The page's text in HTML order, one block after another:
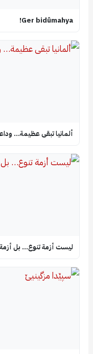
Ger bidûmahya!
ألمانيا تبقى عظيمة…
ليست أزمة تنوع… بل أزمة